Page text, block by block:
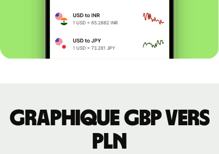
Graphique GBP vers
PLN